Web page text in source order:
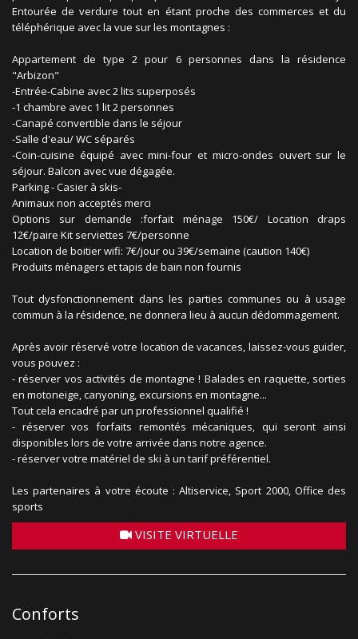
Entourée de verdure tout en étant proche des commerces et du
téléphérique avec la vue sur les montagnes :
Appartement de type 2 pour 6 personnes dans la résidence
"Arbizon"
-Entrée-Cabine avec 2 lits superposés
-1 chambre avec 1 lit 2 personnes
-Canapé convertible dans le séjour
-Salle d'eau/ WC séparés
-Coin-cuisine équipé avec mini-four et micro-ondes ouvert sur le
séjour. Balcon avec vue dégagée.
Parking - Casier à skis-
Animaux non acceptés merci
Options sur demande :forfait ménage 150€/ Location draps
12€/paire Kit serviettes 7€/personne
Location de boitier wifi: 7€/jour ou 39€/semaine (caution 140€)
Produits ménagers et tapis de bain non fournis
Tout dysfonctionnement dans les parties communes ou à usage
commun à la résidence, ne donnera lieu à aucun dédommagement.
Après avoir réservé votre location de vacances, laissez-vous guider,
vous pouvez :
- réserver vos activités de montagne ! Balades en raquette, sorties
en motoneige, canyoning, excursions en montagne...
Tout cela encadré par un professionnel qualifié !
- réserver vos forfaits remontés mécaniques, qui seront ainsi
disponibles lors de votre arrivée dans notre agence.
- réserver votre matériel de ski à un tarif préférentiel.
Les partenaires à votre écoute : Altiservice, Sport 2000, Office des
sports
VISITE VIRTUELLE
Conforts